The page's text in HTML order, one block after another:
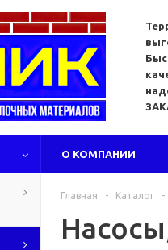
О КОМПАНИИ
Главная - Каталог -